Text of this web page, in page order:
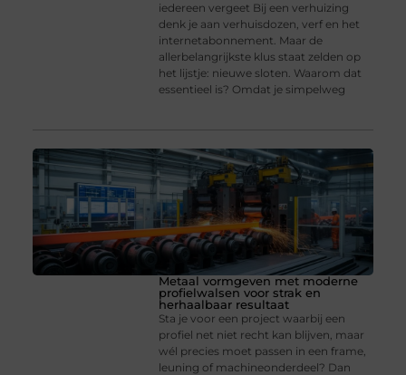
iedereen vergeet Bij een verhuizing
denk je aan verhuisdozen, verf en het
internetabonnement. Maar de
allerbelangrijkste klus staat zelden op
het lijstje: nieuwe sloten. Waarom dat
essentieel is? Omdat je simpelweg
Metaal vormgeven met moderne
profielwalsen voor strak en
herhaalbaar resultaat
Sta je voor een project waarbij een
profiel net niet recht kan blijven, maar
wél precies moet passen in een frame,
leuning of machineonderdeel? Dan